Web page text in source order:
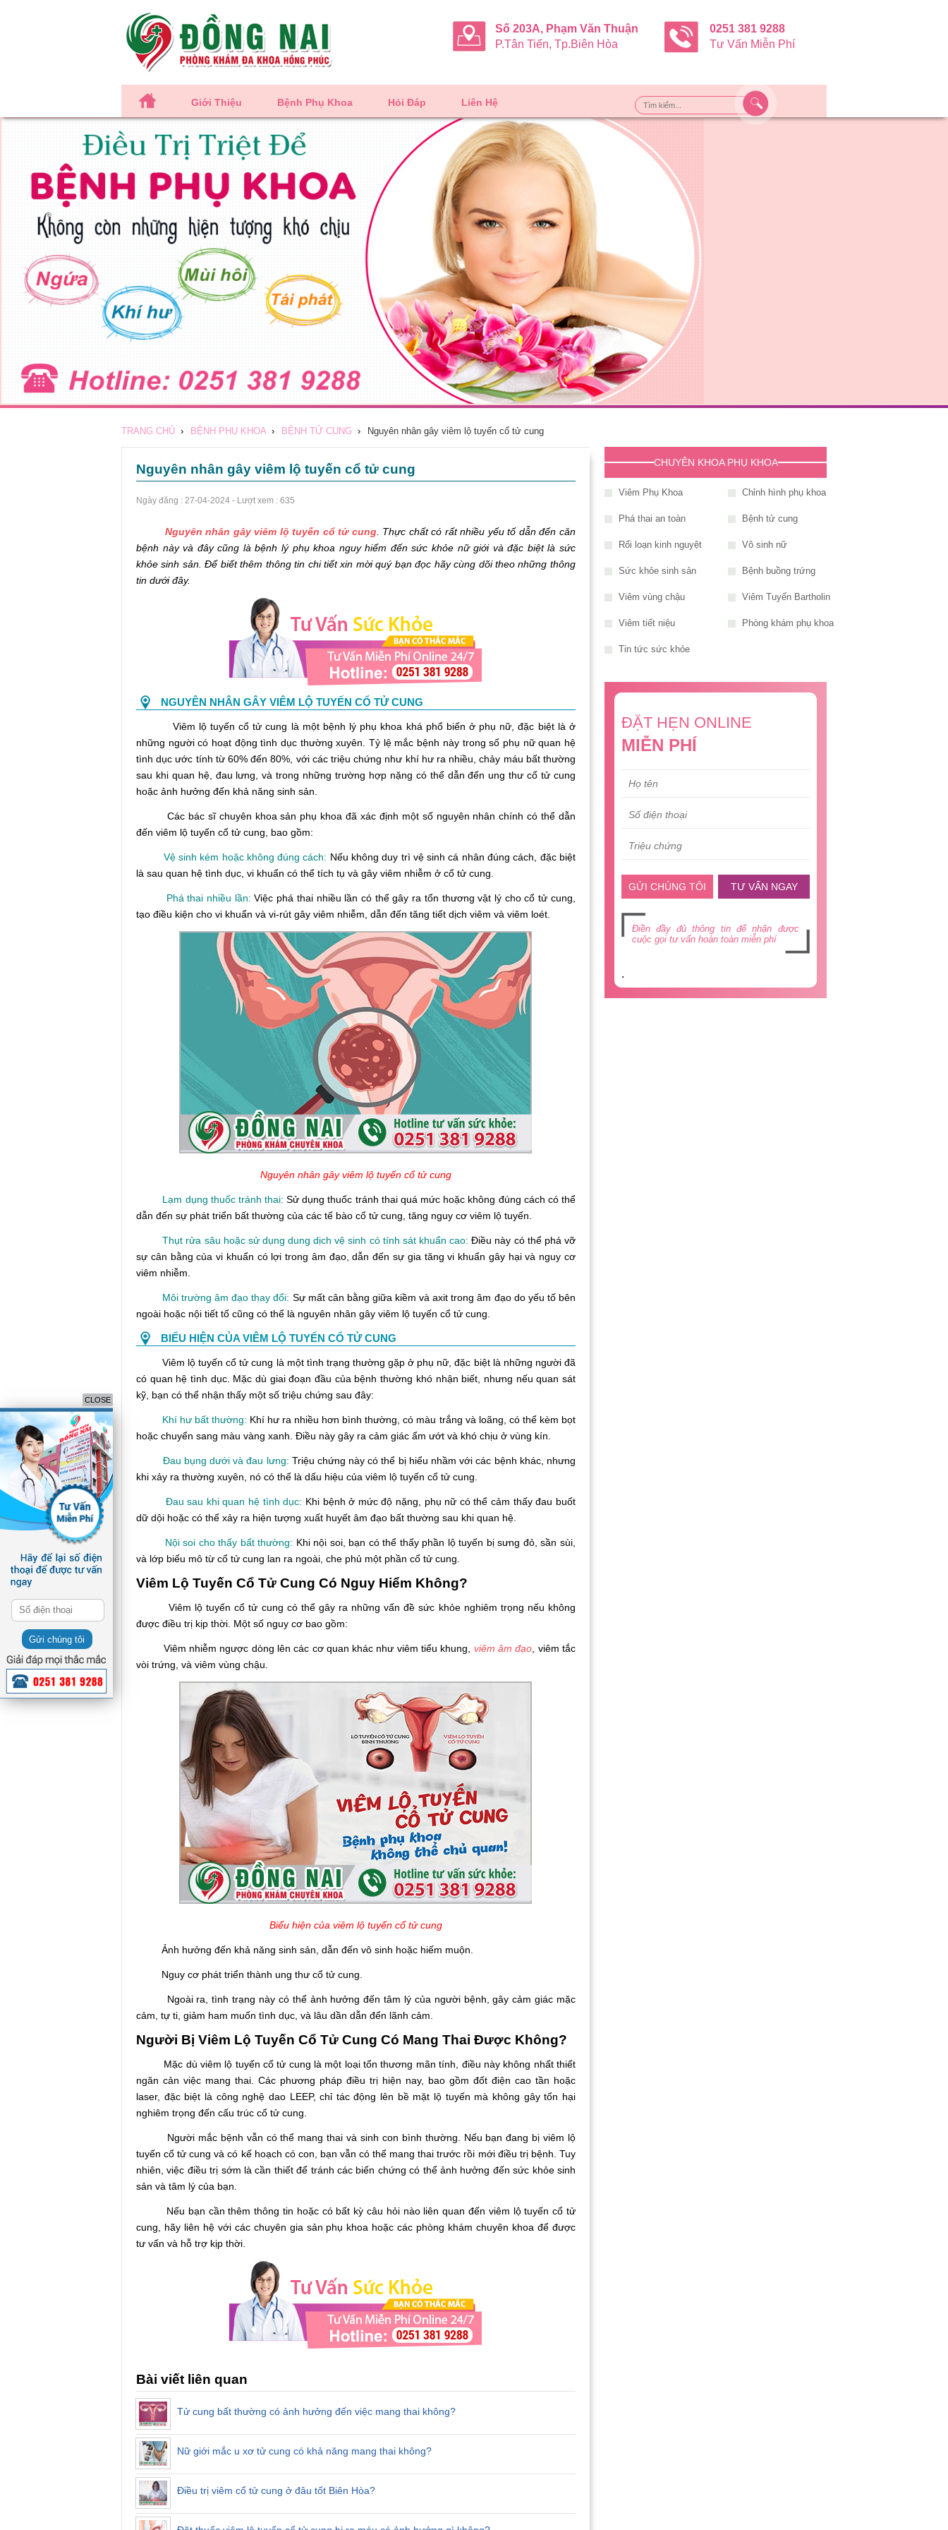
Số 203A, Phạm Văn Thuận
P.Tân Tiến, Tp.Biên Hòa
0251 381 9288
Tư Vấn Miễn Phí
Giới Thiệu Bệnh Phụ Khoa Hỏi Đáp Liên Hệ
TRANG CHỦ › BỆNH PHỤ KHOA › BỆNH TỬ CUNG › Nguyên nhân gây viêm lộ tuyến cổ tử cung
Nguyên nhân gây viêm lộ tuyến cổ tử cung
Ngày đăng : 27-04-2024 - Lượt xem : 635
Nguyên nhân gây viêm lộ tuyến cổ tử cung. Thực chất có rất nhiều yếu tố dẫn đến căn
bệnh này và đây cũng là bệnh lý phụ khoa nguy hiểm đến sức khỏe nữ giới và đặc biệt là sức
khỏe sinh sản. Để biết thêm thông tin chi tiết xin mời quý bạn đọc hãy cùng dõi theo những thông
tin dưới đây.
NGUYÊN NHÂN GÂY VIÊM LỘ TUYẾN CỔ TỬ CUNG
Viêm lộ tuyến cổ tử cung là một bệnh lý phụ khoa khá phổ biến ở phụ nữ, đặc biệt là ở
những người có hoạt động tình dục thường xuyên. Tỷ lệ mắc bệnh này trong số phụ nữ quan hệ
tình dục ước tính từ 60% đến 80%, với các triệu chứng như khí hư ra nhiều, chảy máu bất thường
sau khi quan hệ, đau lưng, và trong những trường hợp nặng có thể dẫn đến ung thư cổ tử cung
hoặc ảnh hưởng đến khả năng sinh sản.
Các bác sĩ chuyên khoa sản phụ khoa đã xác định một số nguyên nhân chính có thể dẫn
đến viêm lộ tuyến cổ tử cung, bao gồm:
Vệ sinh kém hoặc không đúng cách: Nếu không duy trì vệ sinh cá nhân đúng cách, đặc biệt
là sau quan hệ tình dục, vi khuẩn có thể tích tụ và gây viêm nhiễm ở cổ tử cung.
Phá thai nhiều lần:Việc phá thai nhiều lần có thể gây ra tổn thương vật lý cho cổ tử cung,
tạo điều kiện cho vi khuẩn và vi-rút gây viêm nhiễm, dẫn đến tăng tiết dịch viêm và viêm loét.
Nguyên nhân gây viêm lộ tuyến cổ tử cung
Lạm dụng thuốc tránh thai:Sử dụng thuốc tránh thai quá mức hoặc không đúng cách có thể
dẫn đến sự phát triển bất thường của các tế bào cổ tử cung, tăng nguy cơ viêm lộ tuyến.
Thụt rửa sâu hoặc sử dụng dung dịch vệ sinh có tính sát khuẩn cao:Điều này có thể phá vỡ
sự cân bằng của vi khuẩn có lợi trong âm đạo, dẫn đến sự gia tăng vi khuẩn gây hại và nguy cơ
viêm nhiễm.
Môi trường âm đạo thay đổi: Sự mất cân bằng giữa kiềm và axit trong âm đạo do yếu tố bên
ngoài hoặc nội tiết tố cũng có thể là nguyên nhân gây viêm lộ tuyến cổ tử cung.
BIỂU HIỆN CỦA VIÊM LỘ TUYẾN CỔ TỬ CUNG
Viêm lộ tuyến cổ tử cung là một tình trạng thường gặp ở phụ nữ, đặc biệt là những người đã
có quan hệ tình dục. Mặc dù giai đoạn đầu của bệnh thường khó nhận biết, nhưng nếu quan sát
kỹ, bạn có thể nhận thấy một số triệu chứng sau đây:
Khí hư bất thường: Khí hư ra nhiều hơn bình thường, có màu trắng và loãng, có thể kèm bọt
hoặc chuyển sang màu vàng xanh. Điều này gây ra cảm giác ẩm ướt và khó chịu ở vùng kín.
Đau bụng dưới và đau lưng: Triệu chứng này có thể bị hiểu nhầm với các bệnh khác, nhưng
khi xảy ra thường xuyên, nó có thể là dấu hiệu của viêm lộ tuyến cổ tử cung.
Đau sau khi quan hệ tình dục: Khi bệnh ở mức độ nặng, phụ nữ có thể cảm thấy đau buốt
dữ dội hoặc có thể xảy ra hiện tượng xuất huyết âm đạo bất thường sau khi quan hệ.
Nội soi cho thấy bất thường: Khi nội soi, bạn có thể thấy phần lộ tuyến bị sưng đỏ, sần sùi,
và lớp biểu mô từ cổ tử cung lan ra ngoài, che phủ một phần cổ tử cung.
Viêm Lộ Tuyến Cổ Tử Cung Có Nguy Hiểm Không?
Viêm lộ tuyến cổ tử cung có thể gây ra những vấn đề sức khỏe nghiêm trọng nếu không
được điều trị kịp thời. Một số nguy cơ bao gồm:
Viêm nhiễm ngược dòng lên các cơ quan khác như viêm tiểu khung, viêm âm đạo , viêm tắc
vòi trứng, và viêm vùng chậu.
Biểu hiện của viêm lộ tuyến cổ tử cung
Ảnh hưởng đến khả năng sinh sản, dẫn đến vô sinh hoặc hiếm muộn.
Nguy cơ phát triển thành ung thư cổ tử cung.
Ngoài ra, tình trạng này có thể ảnh hưởng đến tâm lý của người bệnh, gây cảm giác mặc
cảm, tự ti, giảm ham muốn tình dục, và lâu dần dẫn đến lãnh cảm.
Người Bị Viêm Lộ Tuyến Cổ Tử Cung Có Mang Thai Được Không?
Mặc dù viêm lộ tuyến cổ tử cung là một loại tổn thương mãn tính, điều này không nhất thiết
ngăn cản việc mang thai. Các phương pháp điều trị hiện nay, bao gồm đốt điện cao tần hoặc
laser, đặc biệt là công nghệ dao LEEP, chỉ tác động lên bề mặt lộ tuyến mà không gây tổn hại
nghiêm trọng đến cấu trúc cổ tử cung.
Người mắc bệnh vẫn có thể mang thai và sinh con bình thường. Nếu bạn đang bị viêm lộ
tuyến cổ tử cung và có kế hoạch có con, bạn vẫn có thể mang thai trước rồi mới điều trị bệnh. Tuy
nhiên, việc điều trị sớm là cần thiết để tránh các biến chứng có thể ảnh hưởng đến sức khỏe sinh
sản và tâm lý của bạn.
Nếu bạn cần thêm thông tin hoặc có bất kỳ câu hỏi nào liên quan đến viêm lộ tuyến cổ tử
cung, hãy liên hệ với các chuyên gia sản phụ khoa hoặc các phòng khám chuyên khoa để được
tư vấn và hỗ trợ kịp thời.
Bài viết liên quan
Tử cung bất thường có ảnh hưởng đến việc mang thai không?
Nữ giới mắc u xơ tử cung có khả năng mang thai không?
Điều trị viêm cổ tử cung ở đâu tốt Biên Hòa?
CHUYÊN KHOA PHỤ KHOA
Viêm Phụ Khoa Chỉnh hình phụ khoa
Phá thai an toàn Bệnh tử cung
Rối loạn kinh nguyệt Vô sinh nữ
Sức khỏe sinh sản Bệnh buồng trứng
Viêm vùng chậu Viêm Tuyến Bartholin
Viêm tiết niệu Phòng khám phụ khoa
Tin tức sức khỏe
ĐẶT HẸN ONLINE
MIỄN PHÍ
GỬI CHÚNG TÔI TƯ VẤN NGAY
Điền đầy đủ thông tin để nhận được
cuộc gọi tư vấn hoàn toàn miễn phí
.
CLOSE
Gửi chúng tôi